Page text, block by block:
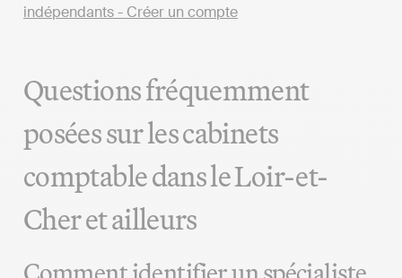
Questions fréquemment
posées sur les cabinets
comptable dans le Loir-et-
Cher et ailleurs